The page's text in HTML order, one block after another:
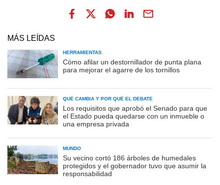
MÁS LEÍDAS
HERRAMIENTAS
Cómo afilar un destornillador de punta plana
para mejorar el agarre de los tornillos
QUÉ CAMBIA Y POR QUÉ EL DEBATE
Los requisitos que aprobó el Senado para que
el Estado pueda quedarse con un inmueble o
una empresa privada
MUNDO
Su vecino cortó 186 árboles de humedales
protegidos y el gobernador tuvo que asumir la
responsabilidad